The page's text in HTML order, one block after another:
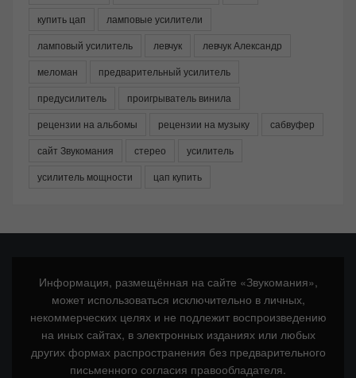
купить цап
ламповые усилители
ламповый усилитель
левчук
левчук Александр
меломан
предварительный усилитель
предусилитель
проигрыватель винила
рецензии на альбомы
рецензии на музыку
сабвуфер
сайт Звукомания
стерео
усилитель
усилитель мощности
цап купить
Информация, размещённая на сайте «Звукомания»,
может использоваться исключительно в личных,
некоммерческих целях и не подлежит воспроизведению
на иных сайтах, в электронных изданиях или любых
других формах распространения без предварительного
письменного согласия правообладателя.